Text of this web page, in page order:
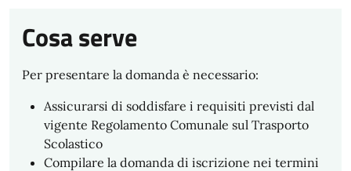
Cosa serve
Per presentare la domanda è necessario:
Assicurarsi di soddisfare i requisiti previsti dal
vigente Regolamento Comunale sul Trasporto
Scolastico
Compilare la domanda di iscrizione nei termini